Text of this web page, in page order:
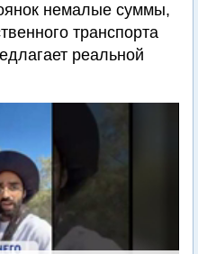
немалые суммы,
транспорта
реальной